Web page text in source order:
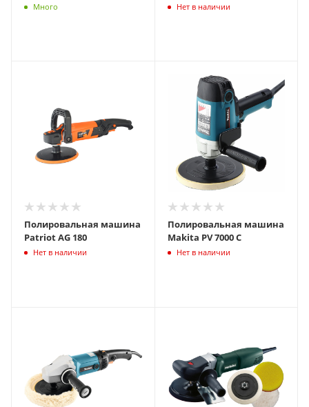
Много Нет в наличии
Полировальная машина
Patriot AG 180
Нет в наличии
Полировальная машина
Makita PV 7000 C
Нет в наличии